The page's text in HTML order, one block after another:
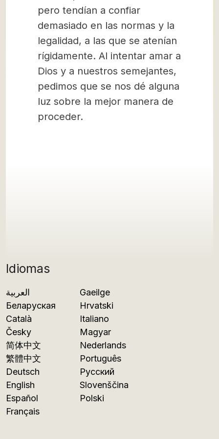
Idiomas
العربية
Беларуская
Català
Česky
简体中文
繁體中文
Deutsch
English
Español
Français
Gaeilge
Hrvatski
Italiano
Magyar
Nederlands
Português
Русский
Slovenščina
Polski
pero tendían a confiar
demasiado en las normas y la
legalidad, a las que se atenían
rígidamente. Al intentar amar a
Dios y a nuestros semejantes,
pedimos que se nos dé alguna
luz sobre la mejor manera de
proceder.